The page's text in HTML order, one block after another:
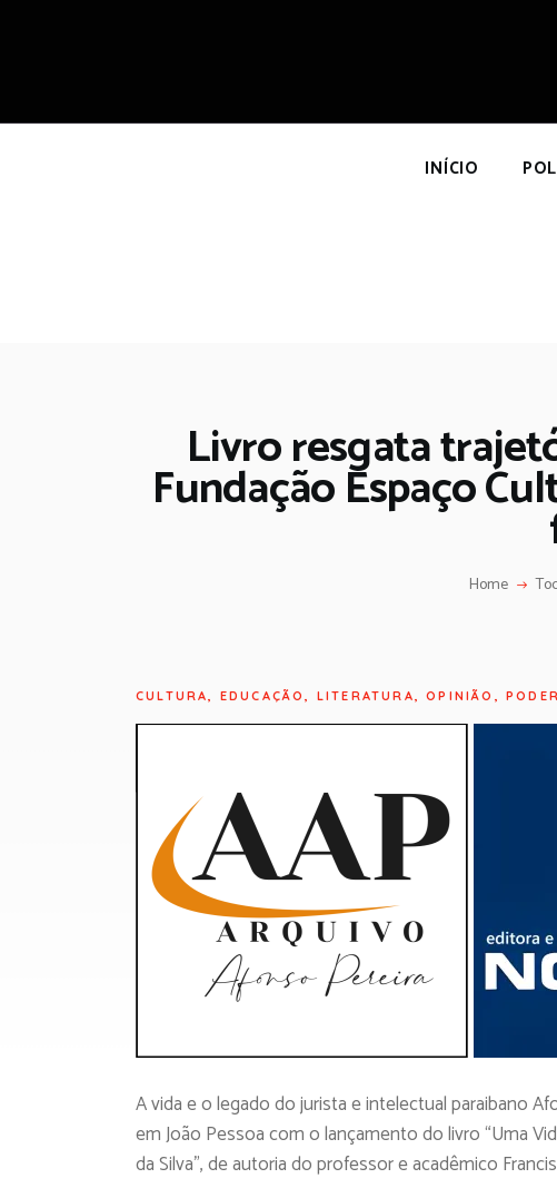
INÍCIO
Livro resgata
Fundação Espaço
Home
CULTURA, EDUCAÇÃO, LITERATURA,OPINIÃO ,
A vida e o legado do jurista e intelectual paraibano
em João Pessoa com o lançamento do livro “Uma
da Silva”, de autoria do professor e acadêmico